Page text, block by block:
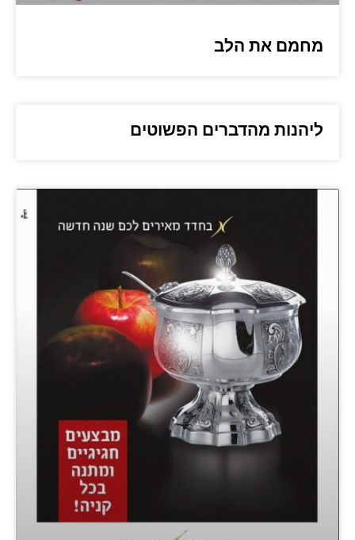
מחמם את הלב
ליהנות מהדברים הפשוטים